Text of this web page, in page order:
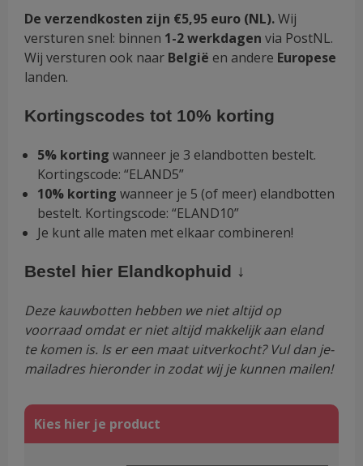
De verzendkosten zijn €5,95 euro (NL).Wij
versturen snel: binnen 1-2 werkdagen via PostNL.
Wij versturen ook naar België en andere Europese
landen.
Kortingscodes tot 10% korting
5% korting wanneer je 3 elandbotten bestelt.
Kortingscode: “ELAND5”
10% korting wanneer je 5 (of meer) elandbotten
bestelt. Kortingscode: “ELAND10”
Je kunt alle maten met elkaar combineren!
Bestel hier Elandkophuid ↓
Deze kauwbotten hebben we niet altijd op
voorraad omdat er niet altijd makkelijk aan eland
te komen is. Is er een maat uitverkocht? Vul dan je-
mailadres hieronder in zodat wij je kunnen mailen!